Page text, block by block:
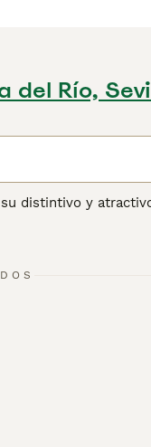
del Río,
distintivo y
se siente cómodo